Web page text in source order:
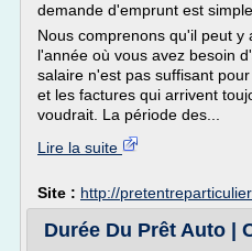
demande d'emprunt est
Nous comprenons qu'il peut y
l'année où vous avez besoin
salaire n'est pas suffisant
et les factures qui arrivent
voudrait. La période des...
Lire la suite
Site : http://
Durée Du Prêt Auto |